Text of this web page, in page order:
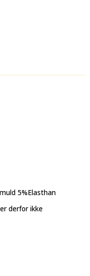
5%Elasthan
derfor ikke